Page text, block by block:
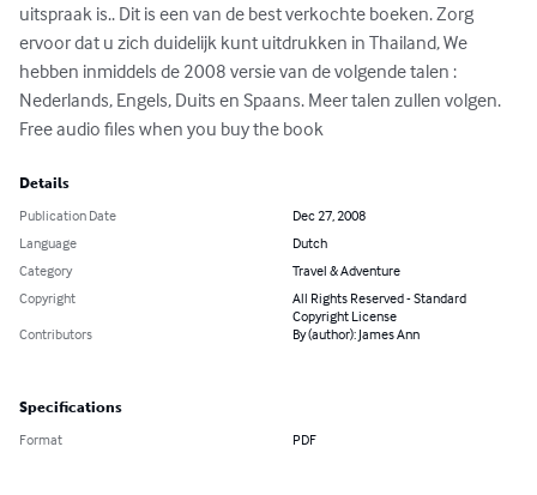
uitspraak is.. Dit is een van de best verkochte boeken. Zorg
ervoor dat u zich duidelijk kunt uitdrukken in Thailand, We
hebben inmiddels de 2008 versie van de volgende talen :
Nederlands, Engels, Duits en Spaans. Meer talen zullen volgen.
Free audio files when you buy the book
Details
Publication Date
Dec 27, 2008
Language
Dutch
Category
Travel & Adventure
Copyright
All Rights Reserved - Standard
Copyright License
Contributors
By (author): James Ann
Specifications
Format PDF